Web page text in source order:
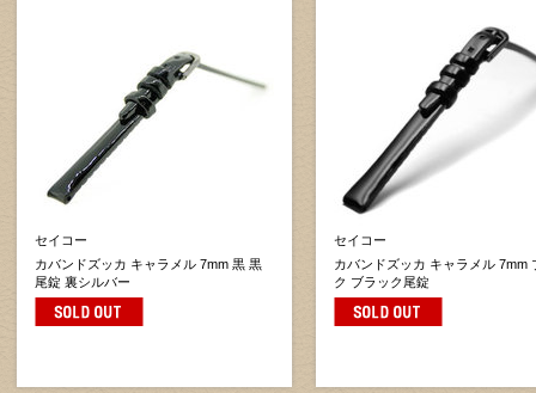
セイコー
カバンドズッカ キャラメル 7mm 黒 黒
尾錠 裏シルバー
セイコー
カバンドズッカ キャラメル 7mm
ク ブラック尾錠